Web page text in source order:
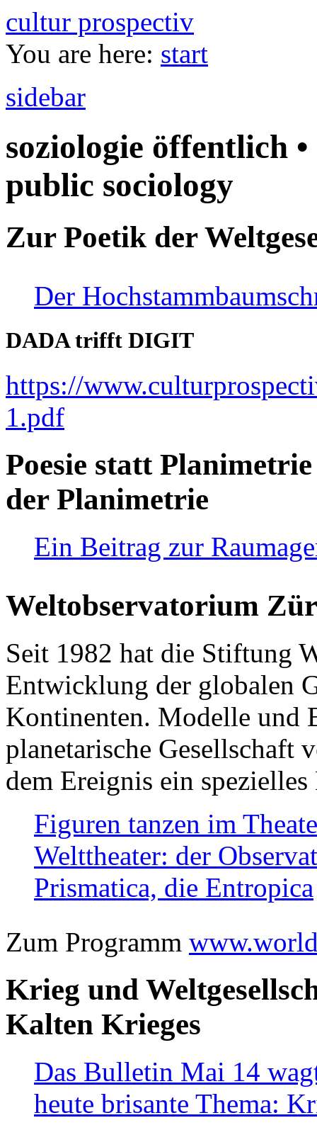
cultur prospectiv
You are here: start
sidebar
soziologie öffentlich
public sociology
Zur Poetik der
Der
DADA trifft DIGIT
https://
1.pdf
Poesie statt
der Planimetrie
Ein Beitrag zur
Weltobservatorium
Seit 1982 hat die Stiftung
Entwicklung der globalen
Kontinenten. Modelle und
planetarische Gesellschaft
dem Ereignis ein
Figuren tanzen im
Welttheater: der
Prismatica, die Entropica
Zum Programm
Krieg und
Kalten Krieges
Das Bulletin Mai 14
heute brisante Thema: